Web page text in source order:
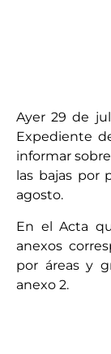
Ayer 29 de
Expediente
informar
las bajas por
agosto.
En el Acta
anexos
por áreas y
anexo 2.